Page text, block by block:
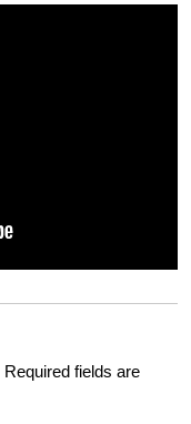
Required fields are